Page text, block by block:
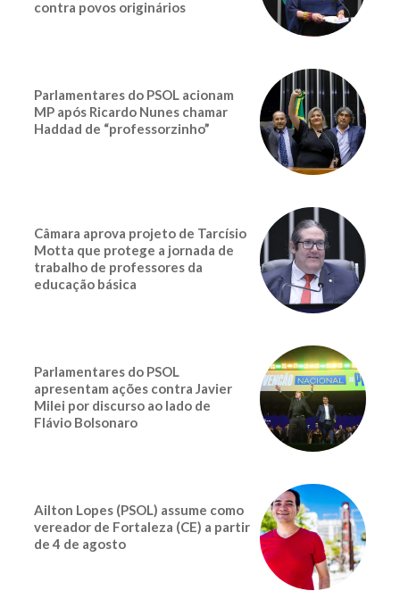
contra povos originários
Parlamentares do PSOL acionam
MP após Ricardo Nunes chamar
Haddad de “professorzinho”
Câmara aprova projeto de Tarcísio
Motta que protege a jornada de
trabalho de professores da
educação básica
Parlamentares do PSOL
apresentam ações contra Javier
Milei por discurso ao lado de
Flávio Bolsonaro
Ailton Lopes (PSOL) assume como
vereador de Fortaleza (CE) a partir
de 4 de agosto